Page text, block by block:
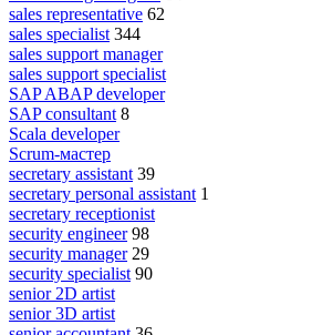
sales representative 62
sales specialist 344
sales support manager
sales support specialist
SAP ABAP developer
SAP consultant 8
Scala developer
Scrum-мастер
secretary assistant 39
secretary personal assistant 1
secretary receptionist
security engineer 98
security manager 29
security specialist 90
senior 2D artist
senior 3D artist